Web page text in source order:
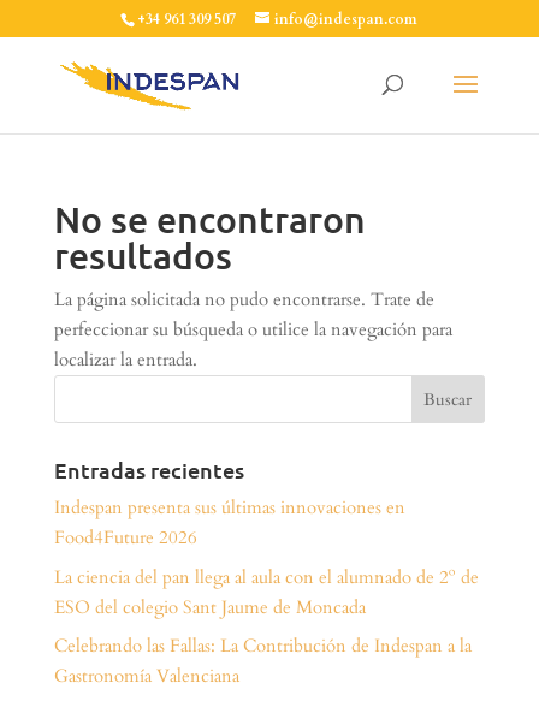
+34 961 309 507 info@indespan.com
No se encontraron
resultados
La página solicitada no pudo encontrarse. Trate de
perfeccionar su búsqueda o utilice la navegación para
localizar la entrada.
Entradas recientes
Indespan presenta sus últimas innovaciones en
Food4Future 2026
La ciencia del pan llega al aula con el alumnado de 2º de
ESO del colegio Sant Jaume de Moncada
Celebrando las Fallas: La Contribución de Indespan a la
Gastronomía Valenciana